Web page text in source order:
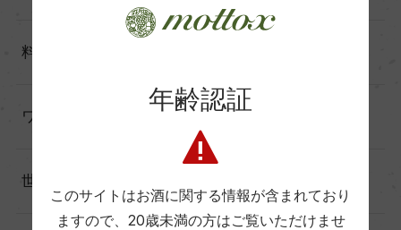
料理に合わせる（60）
ワインと暮らす（60）
世界の造り手から（25）
年齢認証
このサイトはお酒に関する情報が含まれており
ますので、 20歳未満の方はご覧いただけませ